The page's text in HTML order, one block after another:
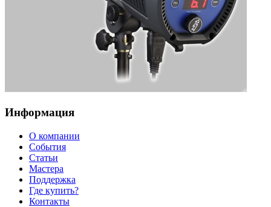
Информация
О компании
События
Статьи
Мастера
Поддержка
Где купить?
Контакты